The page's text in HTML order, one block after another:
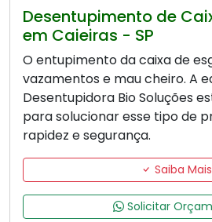
Desentupimento de
em Caieiras - SP
O entupimento da caixa de
vazamentos e mau cheiro. A
Desentupidora Bio Soluções
para solucionar esse tipo de
rapidez e segurança.
Saiba Mais
Solicitar